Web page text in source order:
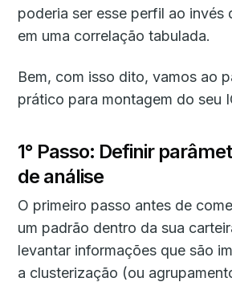
poderia ser esse perfil ao invés
em uma correlação tabulada.
Bem, com isso dito, vamos ao
prático para montagem do seu
1° Passo: Definir
de análise
O primeiro passo antes de
um padrão dentro da sua
levantar informações que são
a clusterização (ou